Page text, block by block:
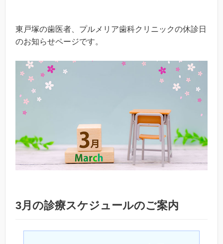
東戸塚の歯医者、プルメリア歯科クリニックの休診日
のお知らせページです。
3月の診療スケジュールのご案内